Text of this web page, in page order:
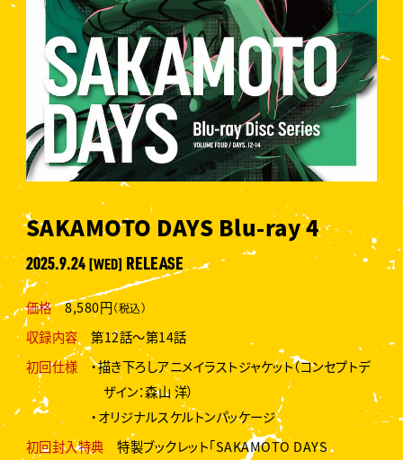
SAKAMOTO DAYS Blu-ray 4
2025.9.24[WED] RELEASE
価格 8,580円（税込）
収録内容
第12話～第14話
初回仕様
・描き下ろしアニメイラストジャケット（コンセプトデ
ザイン：森山 洋）
・オリジナルスケルトンパッケージ
初回封入特典
特製ブックレット「SAKAMOTO DAYS